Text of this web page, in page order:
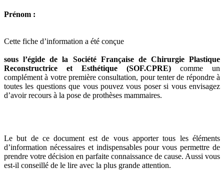
Prénom :
Cette fiche d’information a été conçue
sous l’égide de la Société Française de Chirurgie Plastique
Reconstructrice et Esthétique (SOF.CPRE) comme un
complément à votre première consultation, pour tenter de répondre à
toutes les questions que vous pouvez vous poser si vous envisagez
d’avoir recours à la pose de prothèses mammaires.
Le but de ce document est de vous apporter tous les éléments
d’information nécessaires et indispensables pour vous permettre de
prendre votre décision en parfaite connaissance de cause. Aussi vous
est-il conseillé de le lire avec la plus grande attention.